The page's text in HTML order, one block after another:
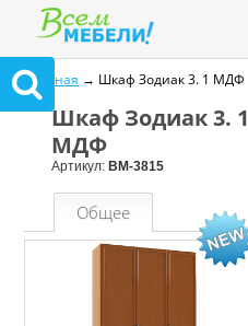
Главная → Шкаф Зодиак 3. 1 МДФ
Шкаф Зодиак 3. 1
МДФ
Артикул: ВМ-3815
Общее